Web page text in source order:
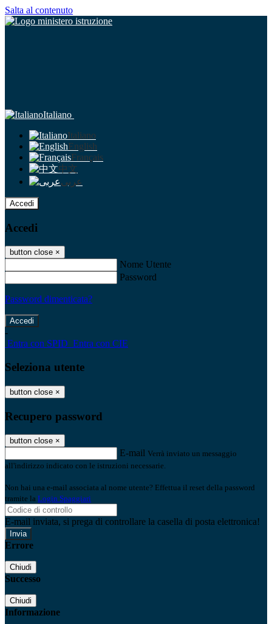
Salta al contenuto
Italiano
Italiano
English
Français
中文
عربى
Accedi
Accedi
button close ×
Nome Utente
Password
Password dimenticata?
-
Entra con SPID Entra con CIE
Seleziona utente
button close ×
Recupero password
button close ×
E-mail Verrà inviato un messaggio
all'indirizzo indicato con le istruzioni necessarie.
Non hai una e-mail associata al nome utente? Effettua il reset della password
tramite la Login Spaggiari
E-mail inviata, si prega di controllare la casella di posta elettronica!
Errore
Chiudi
Successo
Chiudi
Informazione